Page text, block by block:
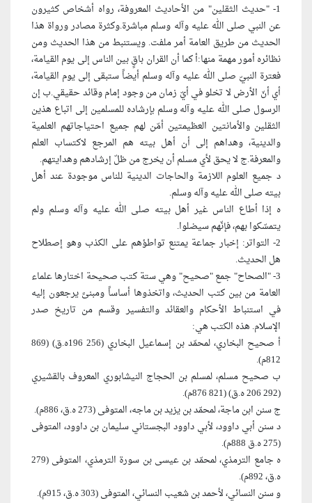
1- "حديث الثقلين" من الأحاديث المعروفة، رواه أشخاص كثيرون
عن النبي صلى الله عليه وآله وسلم مباشرة.وكثرة مصادر ورواة هذا
الحديث من طريق العامة أمر ملفت. ويستنبط من هذا الحديث ومن
نظائره أمور مهمة منها:أ كما أن القران باقٍ بين الناس إلى يوم القيامة،
فعترة النبيّ صلى الله عليه وآله وسلم أيضاً ستبقى إلى يوم القيامة،
أي أنّ الأرض لا تخلو في أيّ زمان من وجود إمام وقائد حقيقي.ب إن
الرسول صلى الله عليه وآله وسلم بإرشاده للمسلمين إلى اتباع هذين
الثقلين والأمانتين العظيمتين أمّن لهم جميع احتياجاتهم العلمية
والدينية، وهداهم إلى أن أهل بيته هم المرجع لاكتساب العلم
والمعرفة.ج لا يحق لأي مسلم أن يخرج من ظلّ إرشادهم وهدايتهم.
د جميع العلوم اللازمة والحاجات الدينية للناس موجودة عند أهل
بيته صلى الله عليه وآله وسلم.
ه إذا أطاع الناس غير أهل بيته صلى الله عليه وآله وسلم ولم
يتمسّكوا بهم، فإنّهم سيضلوا.
2- التواتر: إخبار جماعة يمتنع تواطؤهم على الكذب وهو إصطلاح
هل الحديث.
3- "الصحاح" جمع "صحيح" وهي ستة كتب صحيحة اختارها علماء
العامة من بين كتب الحديث، واتخذوها أساساً ومبنىً يرجعون إليه
في استنباط الأحكام والعقائد والتفسير وقسم من تاريخ صدر
الإسلام. هذه الكتب هي:
أ صحيح البخاري، لمحمّد بن إسماعيل البخاري (256 196ه.ق) (869
812م).
ب صحيح مسلم، لمسلم بن الحجاج النيشابوري المعروف بالقشيري
(292 206 ه.ق) (821 876م).
ج سنن ابن ماجة، لمحمّد بن يزيد بن ماجه، المتوفى (273 ه.ق، 886م).
د سنن أبي داوود، لأبي داوود البجستاني سليمان بن داوود، المتوفى
(275 ه.ق 888م).
ه جامع الترمذي، لمحمّد بن عيسى بن سورة الترمذي، المتوفى (279
ه.ق، 892م).
و سنن النسائي، لأحمد بن شعيب النسائي، المتوفى (303 ه.ق، 915م).